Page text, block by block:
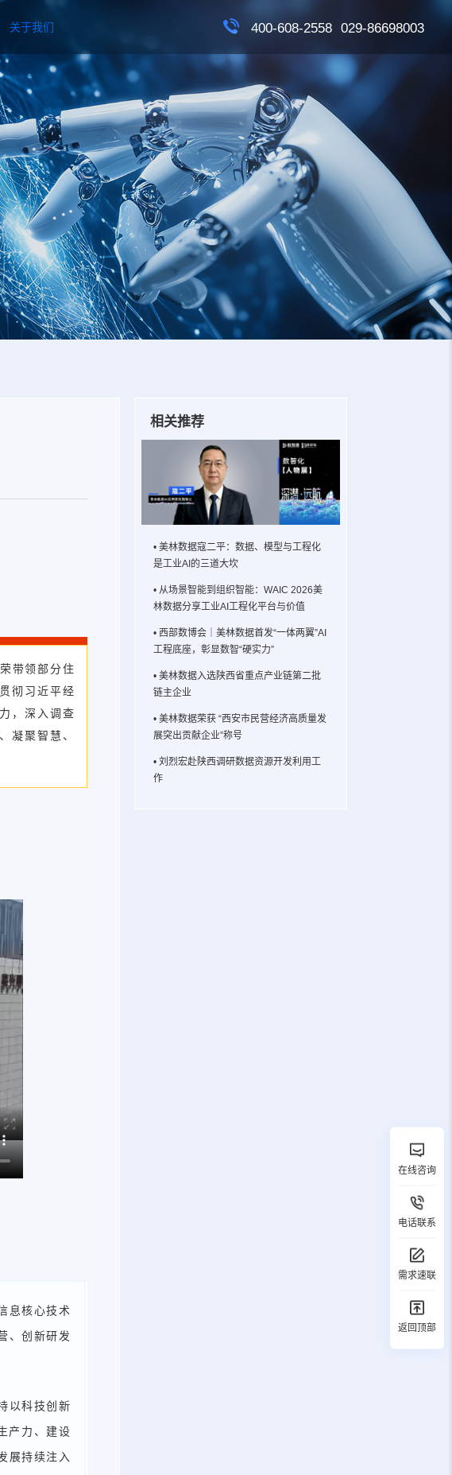
关于我们 400-608-2558 029-86698003
带领部分住
彻习近平经
，深入调查
凝聚智慧、
息核心技术
、创新研发
以科技创新
产力、建设
展持续注入
相关推荐
• 美林数据寇二平：数据、模型与工程化
是工业AI的三道大坎
• 从场景智能到组织智能：WAIC 2026美
林数据分享工业AI工程化平台与价值
• 西部数博会｜美林数据首发“一体两翼”AI
工程底座，彰显数智“硬实力”
• 美林数据入选陕西省重点产业链第二批
链主企业
• 美林数据荣获 “西安市民营经济高质量发
展突出贡献企业”称号
• 刘烈宏赴陕西调研数据资源开发利用工
作
在线咨询
电话联系
需求速联
返回顶部